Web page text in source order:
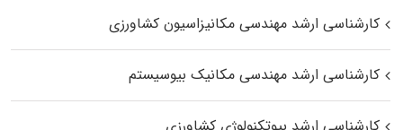
کارشناسی ارشد مهندسی مکانیزاسیون کشاورزی
کارشناسی ارشد مهندسی مکانیک بیوسیستم